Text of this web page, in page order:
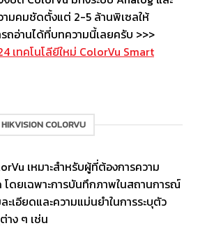
ามคมชัดตั้งแต่ 2-5 ล้านพิเซลให้
ถอ่านได้ที่บทความนี้เลยครับ >>>
เทคโนโลียีใหม่ ColorVu Smart
COLORVU
เหมาะสำหรับผู้ที่ต้องการความ
ดยเฉพาะการบันทึกภาพในสถานการณ์
ะเอียดและความแม่นยำในการระบุตัว
ง ๆ เช่น